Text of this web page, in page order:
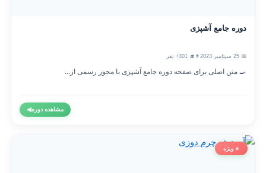
دوره جامع آشپزی
👨‍🎓 301+ نفر
🍳 متن اصلی برای صفحه دوره جامع آشپزی با مجوز رسمی از...
مشاهده دوره◀
⭐ ویژه